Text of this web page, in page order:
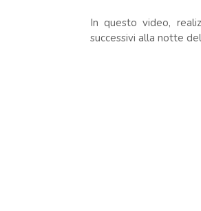
In questo video,
successivi alla notte